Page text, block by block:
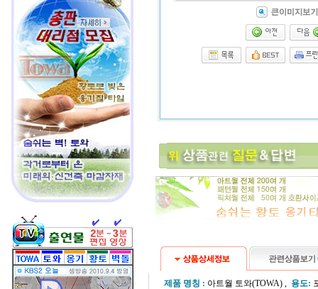
제품 명칭 : 아트월 토와(TOWA) , 용도: